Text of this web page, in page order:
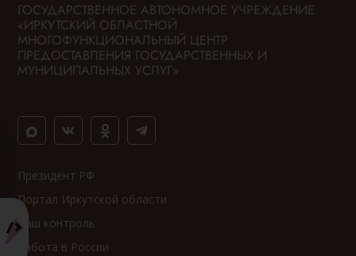
ГОСУДАРСТВЕННОЕ АВТОНОМНОЕ УЧРЕЖДЕНИЕ
«ИРКУТСКИЙ ОБЛАСТНОЙ
МНОГОФУНКЦИОНАЛЬНЫЙ ЦЕНТР
ПРЕДОСТАВЛЕНИЯ ГОСУДАРСТВЕННЫХ И
МУНИЦИПАЛЬНЫХ УСЛУГ»
Президент РФ
Портал Иркутской области
Ваш контроль
Работа в России